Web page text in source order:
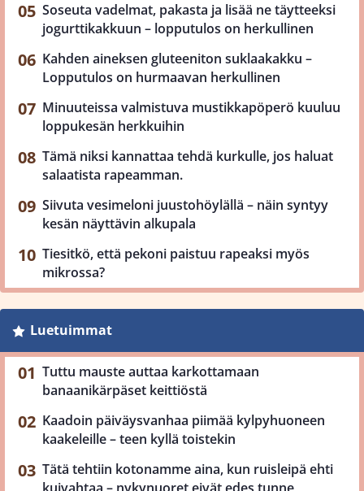
Soseuta vadelmat, pakasta ja lisää ne täytteeksi
jogurttikakkuun – lopputulos on herkullinen
Kahden aineksen gluteeniton suklaakakku –
Lopputulos on hurmaavan herkullinen
Minuuteissa valmistuva mustikkapöperö kuuluu
loppukesän herkkuihin
Tämä niksi kannattaa tehdä kurkulle, jos haluat
salaatista rapeamman.
Siivuta vesimeloni juustohöylällä – näin syntyy
kesän näyttävin alkupala
Tiesitkö, että pekoni paistuu rapeaksi myös
mikrossa?
Luetuimmat
Tuttu mauste auttaa karkottamaan
banaanikärpäset keittiöstä
Kaadoin päiväysvanhaa piimää kylpyhuoneen
kaakeleille – teen kyllä toistekin
Tätä tehtiin kotonamme aina, kun ruisleipä ehti